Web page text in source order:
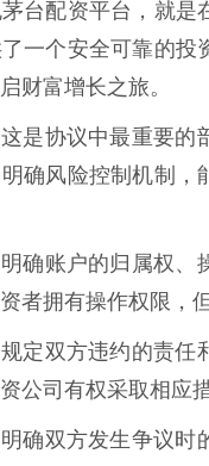
台配资平台，就是
一个安全可靠的
财富增长之旅。
是协议中最重要
确风险控制机制
确账户的归属权
者拥有操作权限，
定双方违约的责
公司有权采取相应
确双方发生争议时